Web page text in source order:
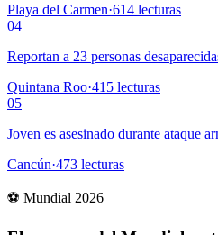
Playa del Carmen·614 lecturas
04
Reportan a 23 personas
Quintana Roo·415 lecturas
05
Joven es asesinado durante ataque
Cancún·473 lecturas
⚽ Mundial 2026